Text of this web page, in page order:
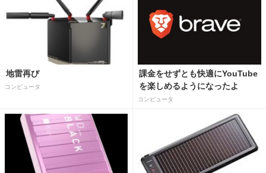
地雷再び
コンピュータ
課金をせずとも快適にYouTube
を楽しめるようになったよ
コンピュータ